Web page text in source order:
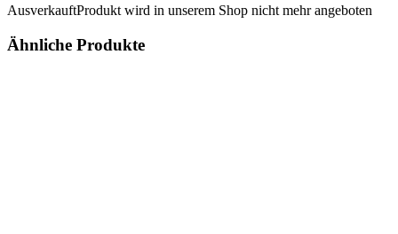
AusverkauftProdukt wird in unserem Shop nicht mehr angeboten
Ähnliche Produkte